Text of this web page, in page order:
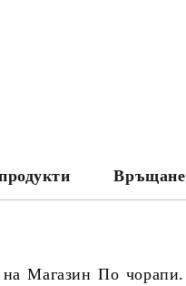
Връщане
Магазин По